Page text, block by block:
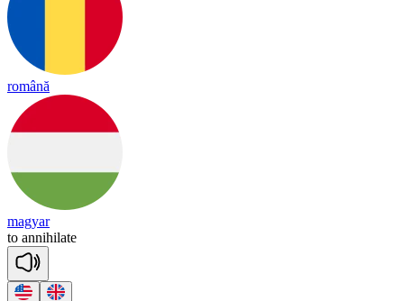
română
magyar
to annihilate